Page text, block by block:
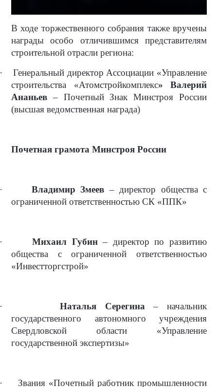
В ходе торжественного собрания также вручены
награды особо отличившимся представителям
строительной отрасли региона:
·
Генеральный директор Ассоциации «Управление
строительства «Атомстройкомплекс» Валерий
Ананьев – Почетный Знак Минстроя России
(высшая ведомственная награда)
Почетная грамота Минстроя России
· Владимир Змеев – директор общества с
ограниченной ответственностью СК «ППК»
· Михаил Губин– директор по развитию
общества с ограниченной ответственностью
«Инвестторгстрой»
· Наталья Серегина – начальник
государственного автономного учреждения
Свердловской области «Управление
государственной экспертизы»
·
Звания «Почетный работник промышленности